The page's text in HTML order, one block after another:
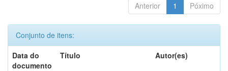
Anterior 1 Póximo
Conjunto de itens:
Data do
documento
Título Autor(es)